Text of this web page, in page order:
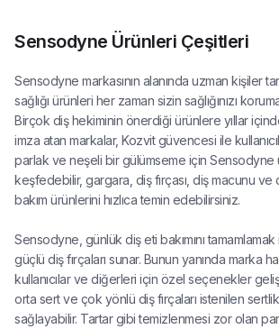
Sensodyne Ürünleri Çeşitleri
Sensodyne markasının alanında uzman kişiler
sağlığı ürünleri her zaman sizin sağlığınızı
Birçok diş hekiminin önerdiği ürünlere yıllar
imza atan markalar, Kozvit güvencesi ile
parlak ve neşeli bir gülümseme için Sensodyne
keşfedebilir, gargara, diş fırçası, diş macunu ve
bakım ürünlerini hızlıca temin edebilirsiniz.
Sensodyne, günlük diş eti bakımını
güçlü diş fırçaları sunar. Bunun yanında marka
kullanıcılar ve diğerleri için özel seçenekler
orta sert ve çok yönlü diş fırçaları istenilen
sağlayabilir. Tartar gibi temizlenmesi zor olan